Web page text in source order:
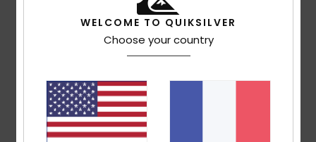
Caractéristiques
polaire en polyester recyclé [280 g/m²] et
Coupe :coupe confortable
Encolure :encolure à capuche
Système de fermeture :
Poches :poches passepoilées avec polaire et jersey
WELCOME TO QUIKSILVER
Choose your country